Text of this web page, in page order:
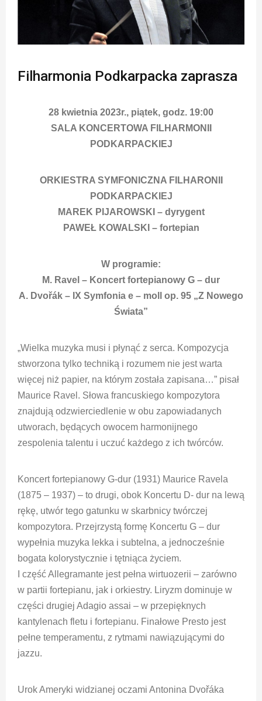
Filharmonia Podkarpacka zaprasza
28 kwietnia 2023r., piątek, godz. 19:00
SALA KONCERTOWA FILHARMONII
PODKARPACKIEJ
ORKIESTRA SYMFONICZNA FILHARONII
PODKARPACKIEJ
MAREK PIJAROWSKI – dyrygent
PAWEŁ KOWALSKI – fortepian
W programie:
M. Ravel – Koncert fortepianowy G – dur
A. Dvořák – IX Symfonia e – moll op. 95 „Z Nowego
Świata”
„Wielka muzyka musi i płynąć z serca. Kompozycja
stworzona tylko techniką i rozumem nie jest warta
więcej niż papier, na którym została zapisana…” pisał
Maurice Ravel. Słowa francuskiego kompozytora
znajdują odzwierciedlenie w obu zapowiadanych
utworach, będących owocem harmonijnego
zespolenia talentu i uczuć każdego z ich twórców.
Koncert fortepianowy G-dur (1931) Maurice Ravela
(1875 – 1937) – to drugi, obok Koncertu D- dur na lewą
rękę, utwór tego gatunku w skarbnicy twórczej
kompozytora. Przejrzystą formę Koncertu G – dur
wypełnia muzyka lekka i subtelna, a jednocześnie
bogata kolorystycznie i tętniąca życiem.
I część Allegramante jest pełna wirtuozerii – zarówno
w partii fortepianu, jak i orkiestry. Liryzm dominuje w
części drugiej Adagio assai – w przepięknych
kantylenach fletu i fortepianu. Finałowe Presto jest
pełne temperamentu, z rytmami nawiązującymi do
jazzu.
Urok Ameryki widzianej oczami Antonina Dvořáka